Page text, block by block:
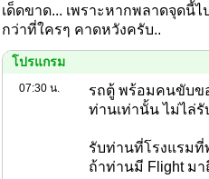
เด็ดขาด... เพราะหากพลาดจุดนี้
กว่าที่ใครๆ คาดหวังครับ..
โปรแกรม
07:30 น.
รถตู้ พร้อมคนขับข
ท่านเท่านั้น ไม่ไล่รั
รับท่านที่โรงแรมที่
ถ้าท่านมี Flight มา